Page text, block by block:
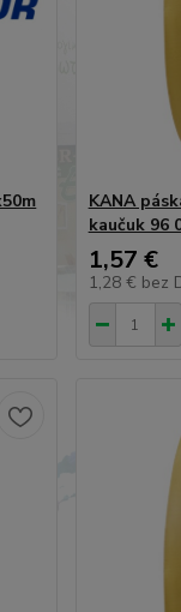
KANA
kaučuk 96
1,57 €
1,28 € bez